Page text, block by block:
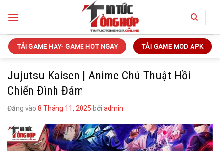
qua
dung TẢI GAME HAY- GAME HOT NGAY TẢI GAME MOD APK
Jujutsu Kaisen | Anime Chú Thuật Hồi
Chiến Đình Đám
Đăng vào 8 Tháng 11, 2025 bởi admin